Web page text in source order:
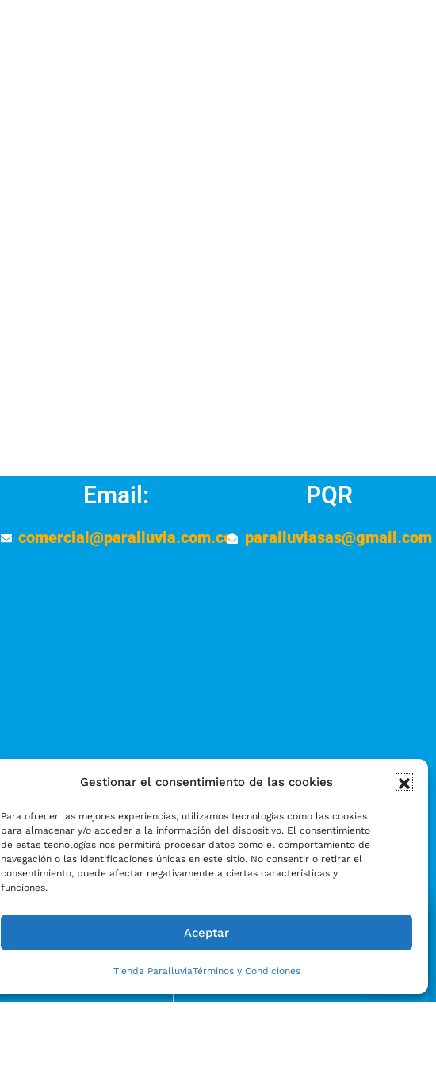
Gestionar el consentimiento de las cookies
Para ofrecer las mejores experiencias, utilizamos tecnologías como las cookies
para almacenar y/o acceder a la información del dispositivo. El consentimiento
de estas tecnologías nos permitirá procesar datos como el comportamiento de
navegación o las identificaciones únicas en este sitio. No consentir o retirar el
consentimiento, puede afectar negativamente a ciertas características y
funciones.
Aceptar
Tienda ParalluviaTérminos y Condiciones
Email:
comercial@paralluvia.com.co
PQR
paralluviasas@gmail.com